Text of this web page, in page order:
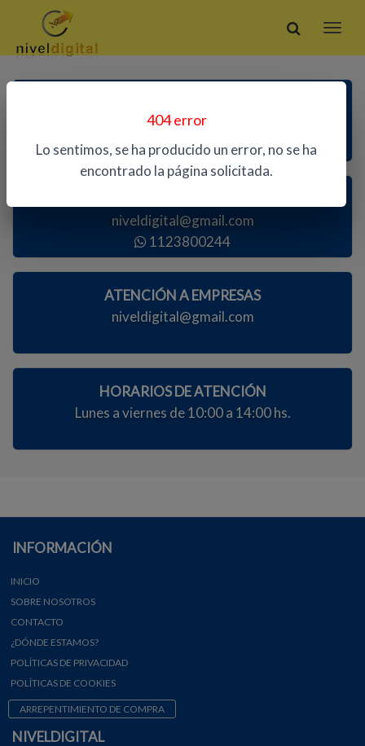
404 error
Lo sentimos, se ha producido un error, no se ha
encontrado la página solicitada.
niveldigital@gmail.com
1123800244
ATENCIÓN A EMPRESAS
niveldigital@gmail.com
HORARIOS DE ATENCIÓN
Lunes a viernes de 10:00 a 14:00 hs.
INFORMACIÓN
INICIO
SOBRE NOSOTROS
CONTACTO
¿DÓNDE ESTAMOS?
POLÍTICAS DE PRIVACIDAD
POLÍTICAS DE COOKIES
ARREPENTIMIENTO DE COMPRA
NIVELDIGITAL